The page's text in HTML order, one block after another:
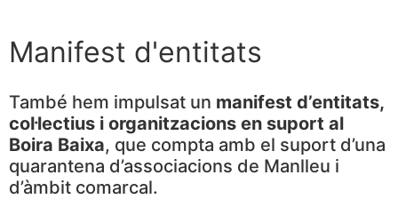
Manifest d'entitats
També hem impulsat un manifest d’entitats,
col·lectius i organitzacions en suport al
Boira Baixa, que compta amb el suport d’una
quarantena d’associacions de Manlleu i
d’àmbit comarcal.